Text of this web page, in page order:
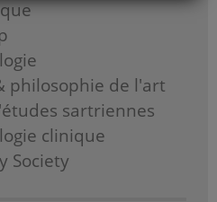
philosophie de l'art
sartriennes
clinique
Society